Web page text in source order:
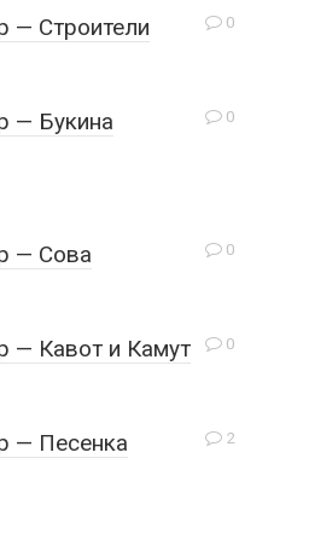
0
— Строители
0
— Букина
0
— Сова
0
— Кавот и Камут
2
— Песенка